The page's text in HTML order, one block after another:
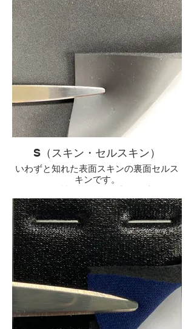
S（スキン・セルスキン）
いわずと知れた表面スキンの裏面セルス
キンです。
抜群の保温性・フィット感から愛用され
るロングセラー素材です。
パウダーや水を使っての脱着となりま
す。